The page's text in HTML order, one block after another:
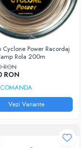
Cyclone Power Racordaj
Rola 200m
RON
RON
Vezi Variante